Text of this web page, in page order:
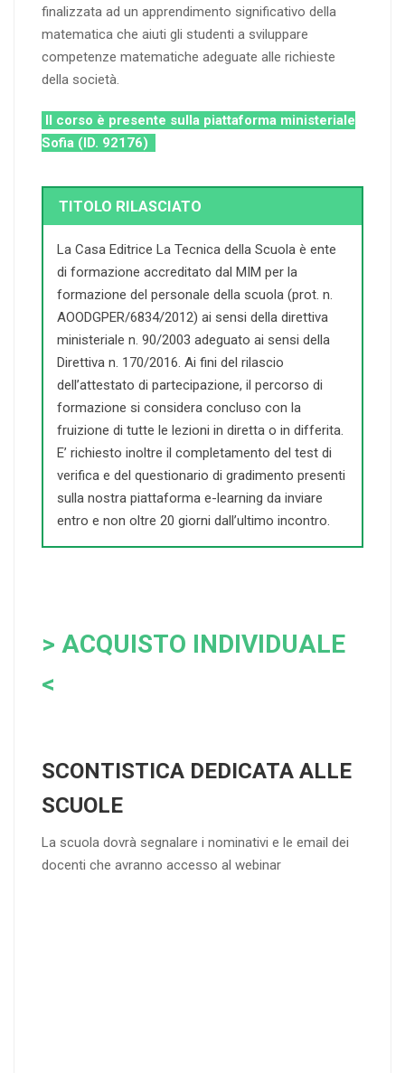
finalizzata ad un apprendimento significativo della
matematica che aiuti gli studenti a sviluppare
competenze matematiche adeguate alle richieste
della società.
Il corso è presente sulla piattaforma ministeriale
Sofia (ID. 92176)
TITOLO RILASCIATO
La Casa Editrice La Tecnica della Scuola è ente
di formazione accreditato dal MIM per la
formazione del personale della scuola (prot. n.
AOODGPER/6834/2012) ai sensi della direttiva
ministeriale n. 90/2003 adeguato ai sensi della
Direttiva n. 170/2016. Ai fini del rilascio
dell’attestato di partecipazione, il percorso di
formazione si considera concluso con la
fruizione di tutte le lezioni in diretta o in differita.
E’ richiesto inoltre il completamento del test di
verifica e del questionario di gradimento presenti
sulla nostra piattaforma e-learning da inviare
entro e non oltre 20 giorni dall’ultimo incontro.
> ACQUISTO INDIVIDUALE
<
SCONTISTICA DEDICATA ALLE
SCUOLE
La scuola dovrà segnalare i nominativi e le email dei
docenti che avranno accesso al webinar